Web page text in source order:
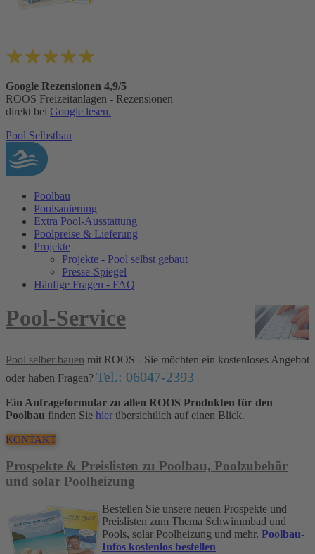
Google Rezensionen 4,9/5
ROOS Freizeitanlagen - Rezensionen
direkt bei Google lesen.
Pool Selbstbau
Poolbau
Poolsanierung
Extra Pool-Ausstattung
Poolpreise & Lieferung
Projekte
Projekte - Pool selbst gebaut
Presse-Spiegel
Häufige Fragen - FAQ
Pool-Service
Pool selber bauen mit ROOS - Sie möchten ein kostenloses Angebot
oder haben Fragen? Tel.: 06047-2393
Ein Anfrageformular zu allen ROOS Produkten für den
Poolbau finden Sie hier übersichtlich auf einen Blick.
KONTAKT
Prospekte & Preislisten zu Poolbau, Poolzubehör
und solar Poolheizung
Bestellen Sie unsere neuen Prospekte und
Preislisten zum Thema Schwimmbad und
Pools, solar Poolheizung und mehr. Poolbau-
Infos kostenlos bestellen